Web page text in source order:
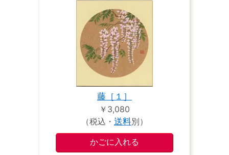
藤［１］
￥3,080
（税込・ 送料別）